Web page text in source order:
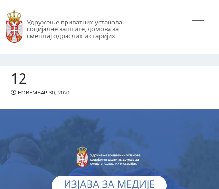
Удружење приватних установа
социјалне заштите, домова за
смештај одраслих и старијих
12
НОВЕМБАР 30, 2020